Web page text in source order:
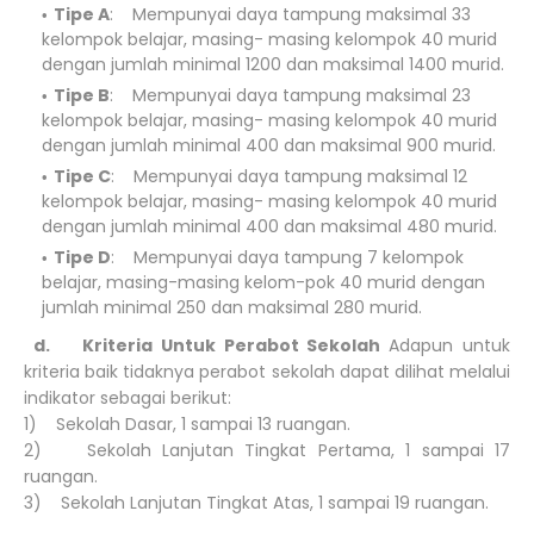
Tipe A: Mempunyai daya tampung maksimal 33
kelompok belajar, masing- masing kelompok 40 murid
dengan jumlah minimal 1200 dan maksimal 1400 murid.
Tipe B: Mempunyai daya tampung maksimal 23
kelompok belajar, masing- masing kelompok 40 murid
dengan jumlah minimal 400 dan maksimal 900 murid.
Tipe C: Mempunyai daya tampung maksimal 12
kelompok belajar, masing- masing kelompok 40 murid
dengan jumlah minimal 400 dan maksimal 480 murid.
Tipe D: Mempunyai daya tampung 7 kelompok
belajar, masing-masing kelom-pok 40 murid dengan
jumlah minimal 250 dan maksimal 280 murid.
d. Kriteria Untuk Perabot SekolahAdapun untuk
kriteria baik tidaknya perabot sekolah dapat dilihat melalui
indikator sebagai berikut:
1) Sekolah Dasar, 1 sampai 13 ruangan.
2) Sekolah Lanjutan Tingkat Pertama, 1 sampai 17
ruangan.
3) Sekolah Lanjutan Tingkat Atas, 1 sampai 19 ruangan.